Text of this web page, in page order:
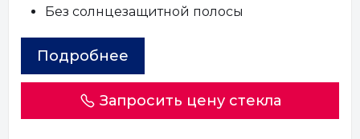
Без солнцезащитной полосы
Подробнее
Запросить цену стекла